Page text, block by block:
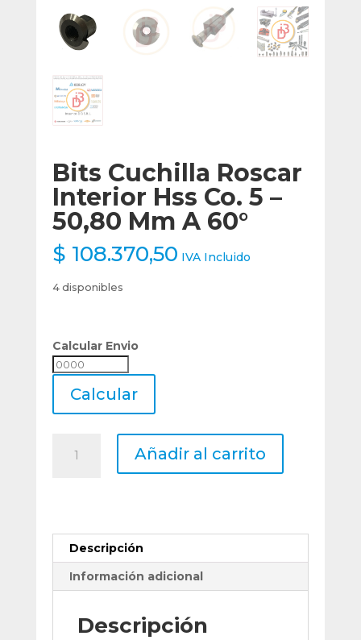
Bits Cuchilla Roscar
Interior Hss Co. 5 –
50,80 Mm A 60°
$ 108.370,50 IVA Incluido
4 disponibles
Calcular Envio
Calcular
Calcular
Cuchilla
Co.
50,80
Añadir al carrito
Descripción
Información adicional
Descripción